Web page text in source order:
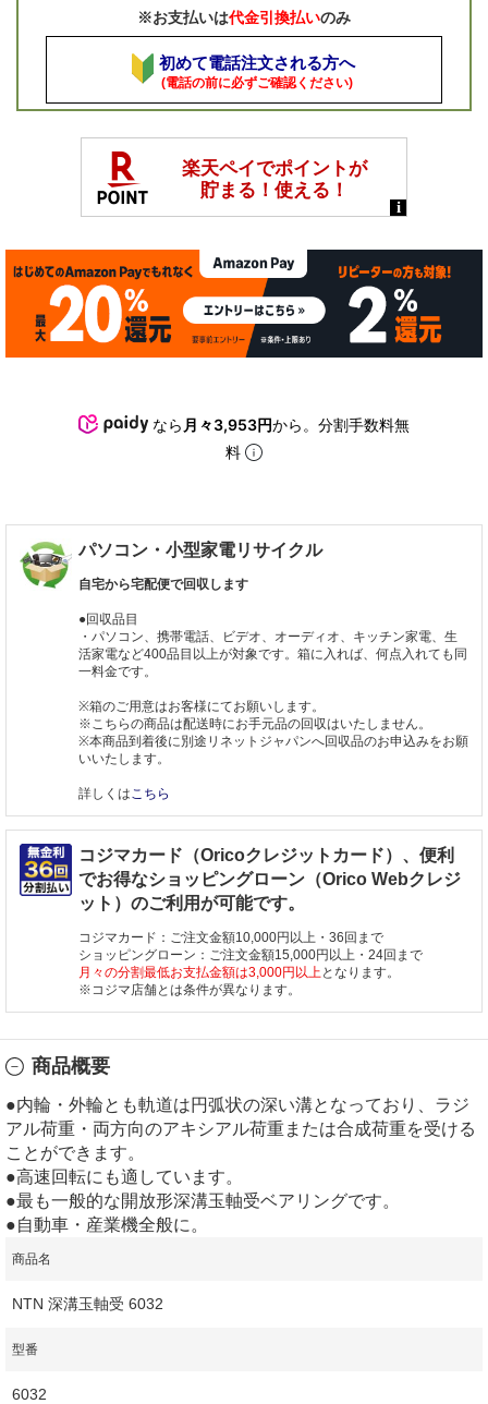
※お支払いは代金引換払いのみ
初めて電話注文される方へ
(電話の前に必ずご確認ください)
なら 月々3,953円から。分割手数料無
料
パソコン・小型家電リサイクル
自宅から宅配便で回収します
●回収品目
・パソコン、携帯電話、ビデオ、オーディオ、キッチン家電、生
活家電など400品目以上が対象です。箱に入れば、何点入れても同
一料金です。
※箱のご用意はお客様にてお願いします。
※こちらの商品は配送時にお手元品の回収はいたしません。
※本商品到着後に別途リネットジャパンへ回収品のお申込みをお願
いいたします。
詳しくはこちら
コジマカード（Oricoクレジットカード）、便利
でお得なショッピングローン（Orico Webクレジ
ット）のご利用が可能です。
コジマカード：ご注文金額10,000円以上・36回まで
ショッピングローン：ご注文金額15,000円以上・24回まで
月々の分割最低お支払金額は3,000円以上となります。
※コジマ店舗とは条件が異なります。
商品概要
●内輪・外輪とも軌道は円弧状の深い溝となっており、ラジ
アル荷重・両方向のアキシアル荷重または合成荷重を受ける
ことができます。
●高速回転にも適しています。
●最も一般的な開放形深溝玉軸受ベアリングです。
●自動車・産業機全般に。
商品名
NTN 深溝玉軸受 6032
型番
6032